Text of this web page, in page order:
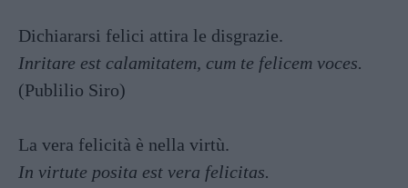
Dichiararsi felici attira le disgrazie.
Inritare est calamitatem, cum te felicem voces.
(Publilio Siro)
La vera felicità è nella virtù.
In virtute posita est vera felicitas.